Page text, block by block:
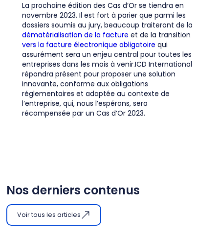
La prochaine édition des Cas d’Or se tiendra en
novembre 2023. Il est fort à parier que parmi les
dossiers soumis au jury, beaucoup traiteront de la
dématérialisation de la facture et de la transition
vers la facture électronique obligatoire qui
assurément sera un enjeu central pour toutes les
entreprises dans les mois à venir.ICD International
répondra présent pour proposer une solution
innovante, conforme aux obligations
réglementaires et adaptée au contexte de
l’entreprise, qui, nous l’espérons, sera
récompensée par un Cas d’Or 2023.
Nos derniers contenus
Voir tous les articles